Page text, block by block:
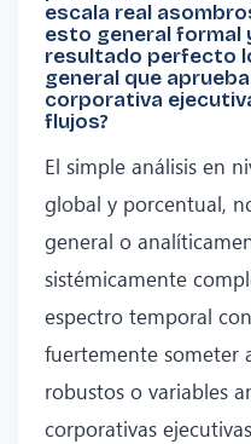
escala real
esto general formal
resultado perfecto
general que
corporativa
flujos?
El simple análisis en
global y porcentual,
general o
sistémicamente
espectro temporal
fuertemente someter
robustos o variables
corporativas